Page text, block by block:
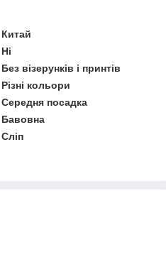
Китай
Ні
Без візерунків і принтів
Різні кольори
Середня посадка
Бавовна
Сліп